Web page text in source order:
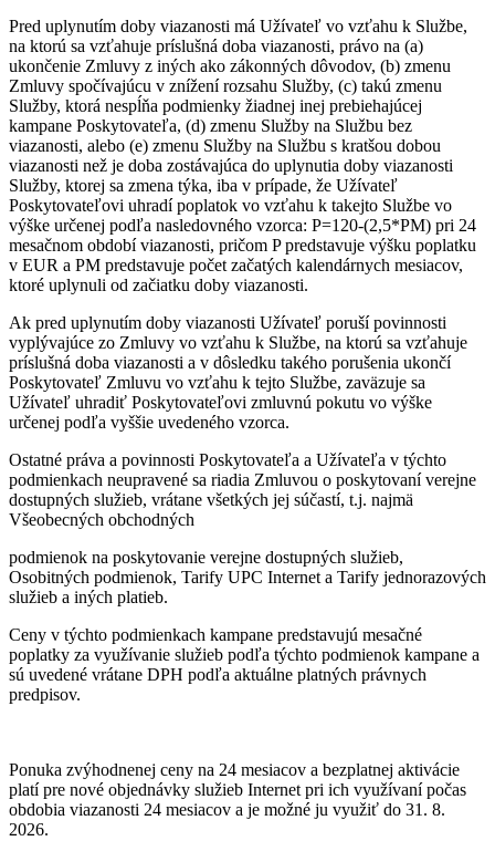
Pred uplynutím doby viazanosti má Užívateľ vo vzťahu k Službe,
na ktorú sa vzťahuje príslušná doba viazanosti, právo na (a)
ukončenie Zmluvy z iných ako zákonných dôvodov, (b) zmenu
Zmluvy spočívajúcu v znížení rozsahu Služby, (c) takú zmenu
Služby, ktorá nespĺňa podmienky žiadnej inej prebiehajúcej
kampane Poskytovateľa, (d) zmenu Služby na Službu bez
viazanosti, alebo (e) zmenu Služby na Službu s kratšou dobou
viazanosti než je doba zostávajúca do uplynutia doby viazanosti
Služby, ktorej sa zmena týka, iba v prípade, že Užívateľ
Poskytovateľovi uhradí poplatok vo vzťahu k takejto Službe vo
výške určenej podľa nasledovného vzorca: P=120-(2,5*PM) pri 24
mesačnom období viazanosti, pričom P predstavuje výšku poplatku
v EUR a PM predstavuje počet začatých kalendárnych mesiacov,
ktoré uplynuli od začiatku doby viazanosti.
Ak pred uplynutím doby viazanosti Užívateľ poruší povinnosti
vyplývajúce zo Zmluvy vo vzťahu k Službe, na ktorú sa vzťahuje
príslušná doba viazanosti a v dôsledku takého porušenia ukončí
Poskytovateľ Zmluvu vo vzťahu k tejto Službe, zaväzuje sa
Užívateľ uhradiť Poskytovateľovi zmluvnú pokutu vo výške
určenej podľa vyššie uvedeného vzorca.
Ostatné práva a povinnosti Poskytovateľa a Užívateľa v týchto
podmienkach neupravené sa riadia Zmluvou o poskytovaní verejne
dostupných služieb, vrátane všetkých jej súčastí, t.j. najmä
Všeobecných obchodných
podmienok na poskytovanie verejne dostupných služieb,
Osobitných podmienok, Tarify UPC Internet a Tarify jednorazových
služieb a iných platieb.
Ceny v týchto podmienkach kampane predstavujú mesačné
poplatky za využívanie služieb podľa týchto podmienok kampane a
sú uvedené vrátane DPH podľa aktuálne platných právnych
predpisov.
Ponuka zvýhodnenej ceny na 24 mesiacov a bezplatnej aktivácie
platípre nové objednávky služieb Internet pri ich využívaní počas
obdobia viazanosti 24 mesiacov a je možné ju využiť do 31. 8.
2026.